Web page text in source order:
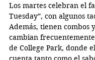
Los martes celebran el
Tuesday”, con algunos
Además, tienen combos
cambian
de College Park, donde